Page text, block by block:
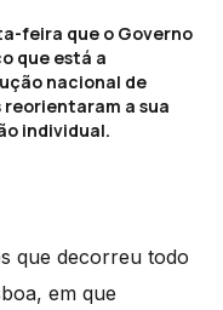
feira que o Governo
que está a
nacional de
a sua
individual.
que decorreu todo
em que